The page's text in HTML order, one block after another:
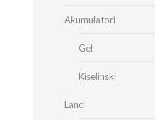
Akumulatori
Gel
Kiselinski
Lanci